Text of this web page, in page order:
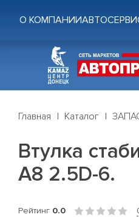
О КОМПАНИИ
Главная Каталог
Втулка
A8 2.5D-6.
Рейтинг 0.0